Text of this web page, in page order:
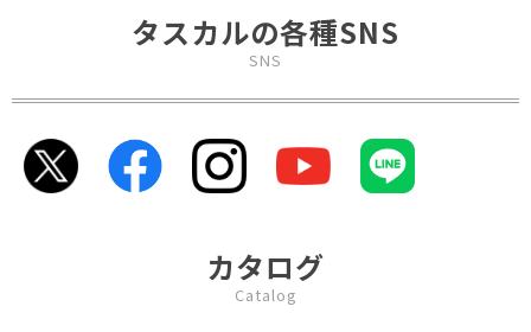
タスカルの各種SNS
SNS
カタログ
Catalog